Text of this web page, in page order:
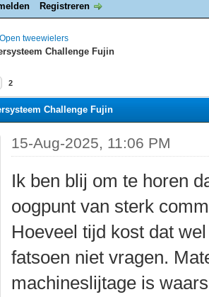
Registreren
Open tweewielers
Challenge Fujin
2
Challenge Fujin
15-Aug-2025, 11:06 PM
Ik ben blij om te horen
oogpunt van sterk
Hoeveel tijd kost dat
fatsoen niet vragen.
machineslijtage is